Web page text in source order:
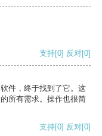
支持[0] 反对[0]
件，终于找到了它。这
所有需求。操作也很简
支持[0] 反对[0]